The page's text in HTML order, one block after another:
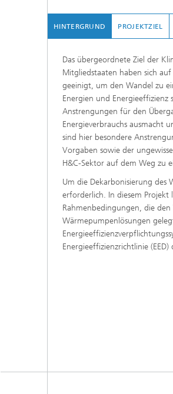
HINTERGRUND
Das übergeordnete Ziel der
Mitgliedstaaten haben sich
geeinigt, um den Wandel zu
Energien und Energieeffizienz
Anstrengungen für den
Energieverbrauchs ausmacht
sind hier besondere
Vorgaben sowie der
H&C-Sektor auf dem Weg zu
Um die Dekarbonisierung des
erforderlich. In diesem
Rahmenbedingungen, die
Wärmepumpenlösungen
Energieeffizienzrichtlinie (EED)
PROJEKTZIEL